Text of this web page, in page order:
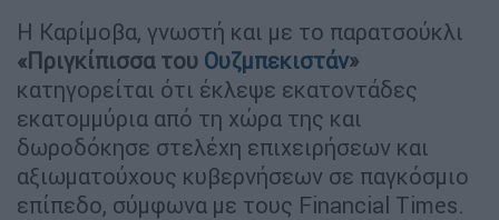
Η Καρίμοβα, γνωστή και με το παρατσούκλι
«Πριγκίπισσα του Ουζμπεκιστάν»
κατηγορείται ότι έκλεψε εκατοντάδες
εκατομμύρια από τη χώρα της και
δωροδόκησε στελέχη επιχειρήσεων και
αξιωματούχους κυβερνήσεων σε παγκόσμιο
επίπεδο, σύμφωνα με τους Financial Times.